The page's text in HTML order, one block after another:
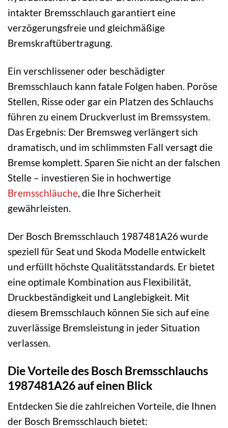
intakter Bremsschlauch garantiert eine
verzögerungsfreie und gleichmäßige
Bremskraftübertragung.
Ein verschlissener oder beschädigter
Bremsschlauch kann fatale Folgen haben. Poröse
Stellen, Risse oder gar ein Platzen des Schlauchs
führen zu einem Druckverlust im Bremssystem.
Das Ergebnis: Der Bremsweg verlängert sich
dramatisch, und im schlimmsten Fall versagt die
Bremse komplett. Sparen Sie nicht an der falschen
Stelle – investieren Sie in hochwertige
Bremsschläuche, die Ihre Sicherheit
gewährleisten.
Der Bosch Bremsschlauch 1987481A26 wurde
speziell für Seat und Skoda Modelle entwickelt
und erfüllt höchste Qualitätsstandards. Er bietet
eine optimale Kombination aus Flexibilität,
Druckbeständigkeit und Langlebigkeit. Mit
diesem Bremsschlauch können Sie sich auf eine
zuverlässige Bremsleistung in jeder Situation
verlassen.
Die Vorteile des Bosch Bremsschlauchs
1987481A26 auf einen Blick
Entdecken Sie die zahlreichen Vorteile, die Ihnen
der Bosch Bremsschlauch bietet: